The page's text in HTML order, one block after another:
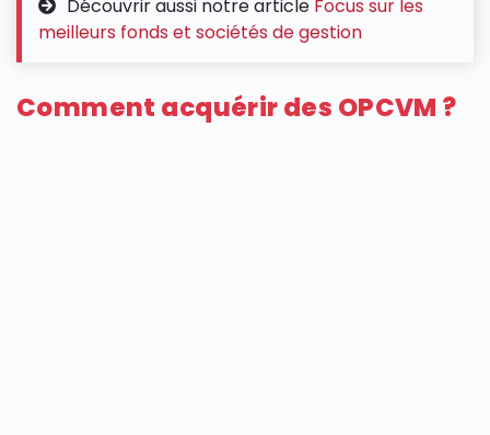
Découvrir aussi notre article Focus sur les
meilleurs fonds et sociétés de gestion
Comment acquérir des OPCVM ?